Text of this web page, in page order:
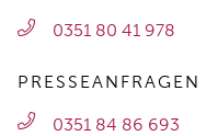
0351 80 41 978
PRESSEANFRAGEN
0351 84 86 693